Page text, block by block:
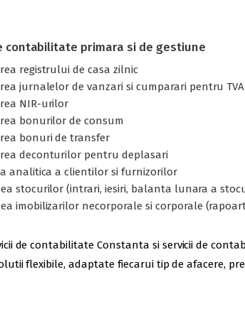
contabilitate primara si de gestiune
registrului de casa zilnic
jurnalelor de vanzari si cumparari pentru TVA
NIR-urilor
bonurilor de consum
bonuri de transfer
deconturilor pentru deplasari
analitica a clientilor si furnizorilor
stocurilor (intrari, iesiri, balanta lunara a
imobilizarilor necorporale si corporale
de contabilitate Constanta si servicii de
flexibile, adaptate fiecarui tip de afacere,